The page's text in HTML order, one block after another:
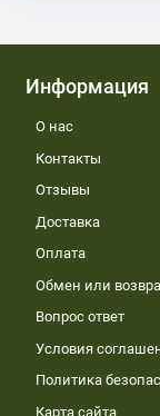
Информация
О нас
Контакты
Отзывы
Доставка
Оплата
Обмен или
Вопрос ответ
Условия
Политика
Карта сайта